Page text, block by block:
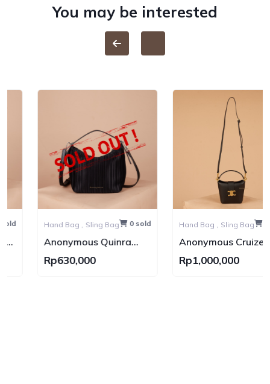
You may be interested
0 sold
Hand Bag , Sling Bag
Anonymous Quinra
Nylon Bag
Rp630,000
0 sold
Hand Bag , Sling Bag
Anonymous Cruize
Swift Leather No Brand
Rp1,000,000